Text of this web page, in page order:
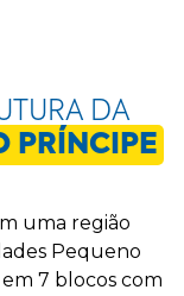
DA
PRÍNCIPE
uma região
Pequeno
7 blocos com